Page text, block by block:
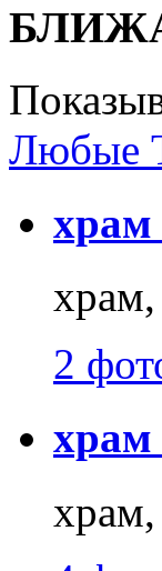
Любые
храм
храм,
2
храм
храм,